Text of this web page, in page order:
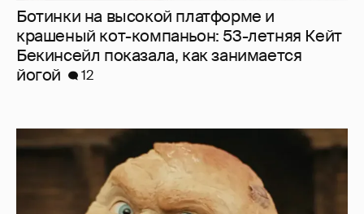
Ботинки на высокой платформе и
крашеный кот-компаньон: 53-летняя Кейт
Бекинсейл показала, как занимается
йогой
12